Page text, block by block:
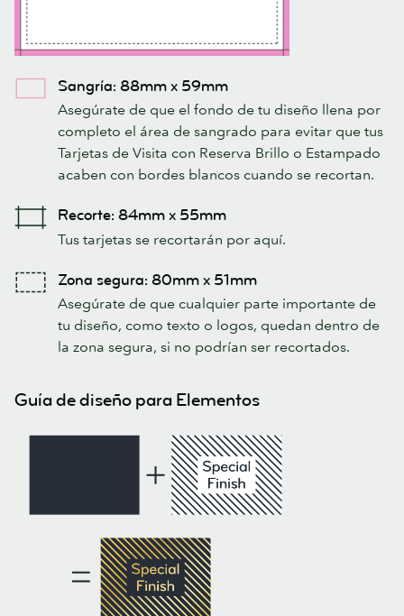
Sangría: 88mm x 59mm
Asegúrate de que el fondo de tu diseño llena por
completo el área de sangrado para evitar que tus
Tarjetas de Visita con Reserva Brillo o Estampado
acaben con bordes blancos cuando se recortan.
Recorte: 84mm x 55mm
Tus tarjetas se recortarán por aquí.
Zona segura: 80mm x 51mm
Asegúrate de que cualquier parte importante de
tu diseño, como texto o logos, quedan dentro de
la zona segura, si no podrían ser recortados.
Guía de diseño para Elementos